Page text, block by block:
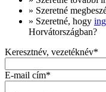
» Szeretné
» Szeretné, hogy
Horvátországban?
Keresztnév, vezetéknév*
E-mail cím*